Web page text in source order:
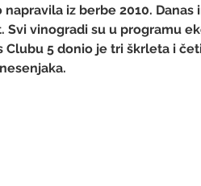
iz berbe 2010. Danas
vinogradi su u programu
Clubu 5 donio je tri škrleta i